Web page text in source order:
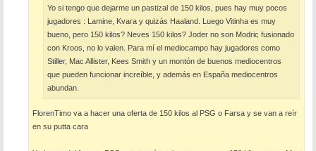
Yo si tengo que dejarme un pastizal de 150 kilos, pues hay muy pocos
jugadores : Lamine, Kvara y quizás Haaland. Luego Vitinha es muy
bueno, pero 150 kilos? Neves 150 kilos? Joder no son Modric fusionado
con Kroos, no lo valen. Para mí el mediocampo hay jugadores como
Stiller, Mac Allister, Kees Smith y un montón de buenos mediocentros
que pueden funcionar increíble, y además en España mediocentros
abundan.
FlorenTimo va a hacer una oferta de 150 kilos al PSG o Farsa y se van a reír
en su putta cara